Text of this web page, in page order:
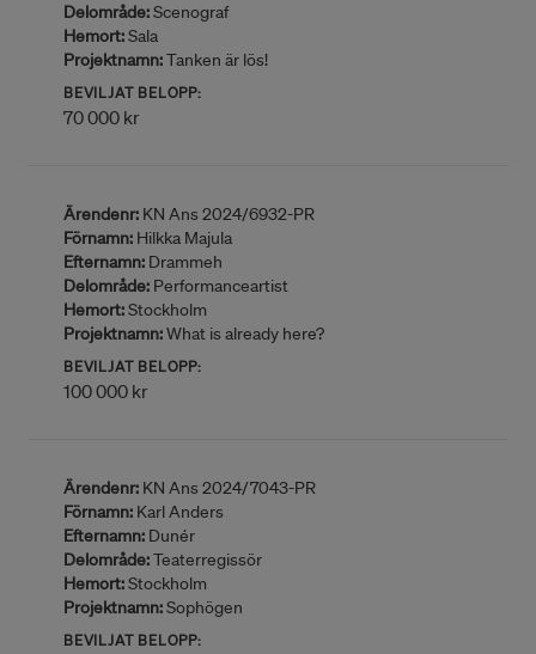
Delområde:Scenograf
Hemort:Sala
Projektnamn:Tanken är lös!
BEVILJAT BELOPP:
70 000 kr
Ärendenr: KN Ans 2024/6932-PR
Förnamn: Hilkka Majula
Efternamn: Drammeh
Delområde: Performanceartist
Hemort:Stockholm
Projektnamn:What is already here?
BEVILJAT BELOPP:
100 000 kr
Ärendenr: KN Ans 2024/7043-PR
Förnamn: Karl Anders
Efternamn: Dunér
Delområde:Teaterregissör
Hemort:Stockholm
Projektnamn:Sophögen
BEVILJAT BELOPP: